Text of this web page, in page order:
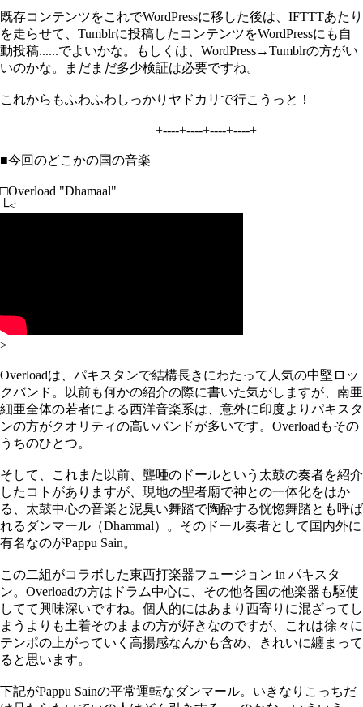
既存コンテンツをこれでWordPressに移した後は、IFTTTあたり
を走らせて、Tumblrに投稿したコンテンツをWordPressにも自
動投稿......でよいかな。もしくは、WordPress→Tumblrの方がい
いのかな。まだまだ多少検証は必要ですね。
これからもふわふわしっかりヤドカリで行こうっと！
+----+----+----+----+
■今回のどこかの国の音楽
□Overload "Dhamaal"
└<
>
Overloadは、パキスタンで結構長きにわたって人気の中堅ロッ
クバンド。以前も何かの紹介の際に書いた気がしますが、南亜
細亜全体の若者による西洋音楽系は、意外に印度よりパキスタ
ンの方がクオリティの高いバンドが多いです。Overloadもその
うちのひとつ。
そして、これまた以前、聾唖のドールという太鼓の奏者を紹介
したコトがありますが、現地の聖者廟で神との一体化をはか
る、太鼓中心の音楽と泥臭い舞踏で陶酔する恍惚舞踏とも呼ば
れるダンマール（Dhammal）。そのドール奏者として国内外に
有名なのがPappu Sain。
この二組がコラボした東西打楽器フュージョン in パキスタ
ン。Overloadの方はドラム中心に、その他各国の他楽器も駆使
してて興味深いですね。個人的にはあまり西寄りに混ざってし
まうよりも土着そのままの方が好きなのですが、これは徐々に
テンポの上がっていく高揚感なんかも含め、きれいに纏まって
ると思います。
下記がPappu Sainの平常運転なダンマール。いきなりこっちだ